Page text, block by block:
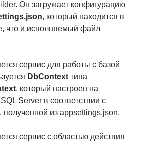
Он загружает конфигурацию
, который находится в
что и исполняемый файл
сервис для работы с базой
DbContext типа
, который настроен на
Server в соответствии с
полученной из appsettings.json.
сервис с областью действия